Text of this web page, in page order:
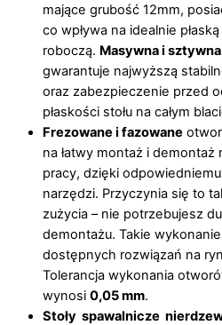
mające grubość 12mm,
co wpływa na idealnie
roboczą. Masywna i
gwarantuje najwyższą
oraz zabezpieczenie przed
płaskości stołu na całym
Frezowane i fazowane
na łatwy montaż i
pracy, dzięki
narzędzi. Przyczynia się to
zużycia – nie potrzebujesz
demontażu. Takie
dostępnych rozwiązań na
Tolerancja wykonania
wynosi 0,05 mm.
Stoły spawalnicze